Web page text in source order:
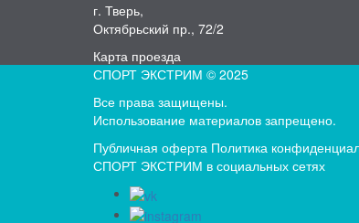
г. Тверь,
Октябрьский пр., 72/2
Карта проезда
СПОРТ ЭКСТРИМ © 2025
Все права защищены.
Использование материалов запрещено.
Публичная оферта Политика
СПОРТ ЭКСТРИМ в социальных сетях